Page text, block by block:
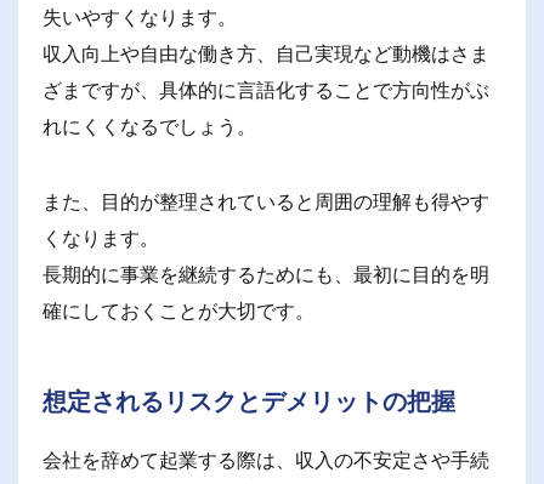
失いやすくなります。
収入向上や自由な働き方、自己実現など動機はさま
ざまですが、具体的に言語化することで方向性がぶ
れにくくなるでしょう。
また、目的が整理されていると周囲の理解も得やす
くなります。
長期的に事業を継続するためにも、最初に目的を明
確にしておくことが大切です。
想定されるリスクとデメリットの把握
会社を辞めて起業する際は、収入の不安定さや手続